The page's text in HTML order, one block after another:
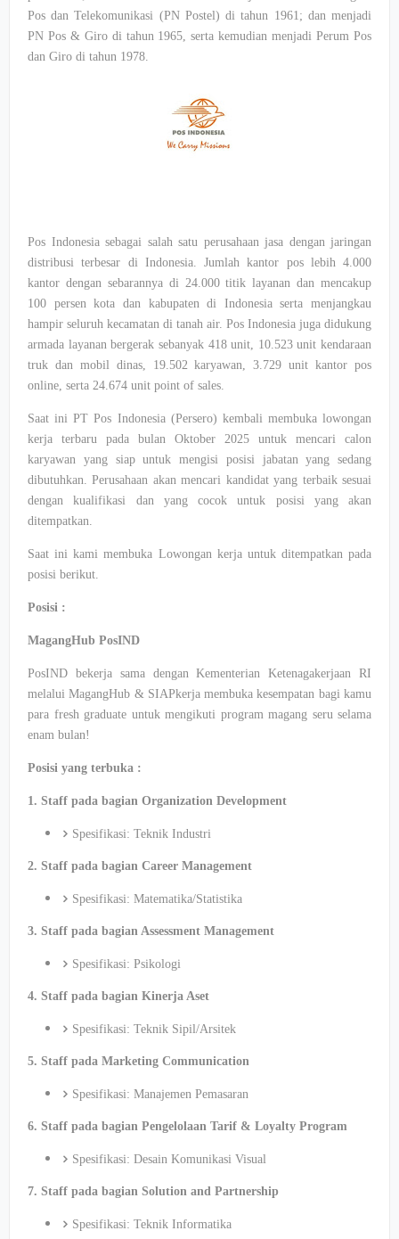
Pos dan Telekomunikasi (PN Postel) di tahun 1961; dan menjadi
PN Pos & Giro di tahun 1965, serta kemudian menjadi Perum Pos
dan Giro di tahun 1978.
Pos Indonesia sebagai salah satu perusahaan jasa dengan jaringan
distribusi terbesar di Indonesia. Jumlah kantor pos lebih 4.000
kantor dengan sebarannya di 24.000 titik layanan dan mencakup
100 persen kota dan kabupaten di Indonesia serta menjangkau
hampir seluruh kecamatan di tanah air. Pos Indonesia juga didukung
armada layanan bergerak sebanyak 418 unit, 10.523 unit kendaraan
truk dan mobil dinas, 19.502 karyawan, 3.729 unit kantor pos
online, serta 24.674 unit point of sales.
Saat ini PT Pos Indonesia (Persero) kembali membuka lowongan
kerja terbaru pada bulan Oktober 2025 untuk mencari calon
karyawan yang siap untuk mengisi posisi jabatan yang sedang
dibutuhkan. Perusahaan akan mencari kandidat yang terbaik sesuai
dengan kualifikasi dan yang cocok untuk posisi yang akan
ditempatkan.
Saat ini kami membuka Lowongan kerja untuk ditempatkan pada
posisi berikut.
Posisi :
MagangHub PosIND
PosIND bekerja sama dengan Kementerian Ketenagakerjaan RI
melalui MagangHub & SIAPkerja membuka kesempatan bagi kamu
para fresh graduate untuk mengikuti program magang seru selama
enam bulan!
Posisi yang terbuka :
1. Staff pada bagian Organization Development
Spesifikasi: Teknik Industri
2. Staff pada bagian Career Management
Spesifikasi: Matematika/Statistika
3. Staff pada bagian Assessment Management
Spesifikasi: Psikologi
4. Staff pada bagian Kinerja Aset
Spesifikasi: Teknik Sipil/Arsitek
5. Staff pada Marketing Communication
Spesifikasi: Manajemen Pemasaran
6. Staff pada bagian Pengelolaan Tarif & Loyalty Program
Spesifikasi: Desain Komunikasi Visual
7. Staff pada bagian Solution and Partnership
Spesifikasi: Teknik Informatika